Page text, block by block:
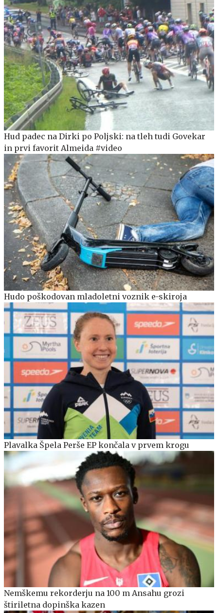
Hud padec na Dirki po Poljski: na tleh tudi Govekar
in prvi favorit Almeida #video
Hudo poškodovan mladoletni voznik e-skiroja
Plavalka Špela Perše EP končala v prvem krogu
Nemškemu rekorderju na 100 m Ansahu grozi
štiriletna dopinška kazen